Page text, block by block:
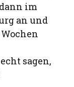
im
an und
sagen,